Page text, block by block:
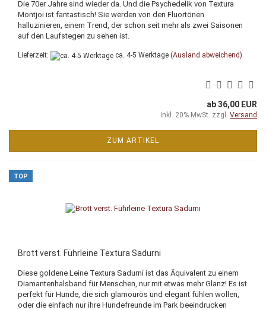
Die 70er Jahre sind wieder da. Und die Psychedelik von Textura
Montjoi ist fantastisch! Sie werden von den Fluortönen
halluzinieren, einem Trend, der schon seit mehr als zwei Saisonen
auf den Laufstegen zu sehen ist.
Lieferzeit: ca. 4-5 Werktage (Ausland abweichend)
ab 36,00 EUR
inkl. 20% MwSt. zzgl. Versand
ZUM ARTIKEL
TOP
Brott verst. Führleine Textura Sadurni
Diese goldene Leine Textura Sadurní ist das Äquivalent zu einem
Diamantenhalsband für Menschen, nur mit etwas mehr Glanz! Es ist
perfekt für Hunde, die sich glamourös und elegant fühlen wollen,
oder die einfach nur ihre Hundefreunde im Park beeindrucken